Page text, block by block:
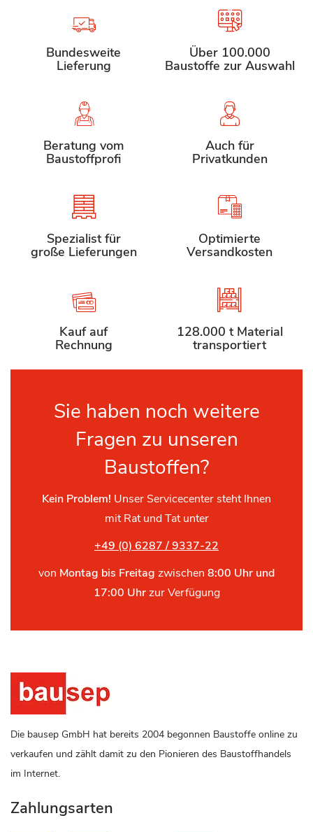
Bundesweite
Lieferung
Über 100.000
Baustoffe zur Auswahl
Beratung vom
Baustoffprofi
Auch für
Privatkunden
Spezialist für
große Lieferungen
Optimierte
Versandkosten
Kauf auf
Rechnung
128.000 t Material
transportiert
Sie haben noch weitere
Fragen zu unseren
Baustoffen?
Kein Problem! Unser Servicecenter steht Ihnen
mit Rat und Tat unter
+49 (0) 6287 / 9337-22
von Montag bis Freitag zwischen 8:00 Uhr und
17:00 Uhrzur Verfügung
Die bausep GmbH hat bereits 2004 begonnen Baustoffe online zu
verkaufen und zählt damit zu den Pionieren des Baustoffhandels
im Internet.
Zahlungsarten